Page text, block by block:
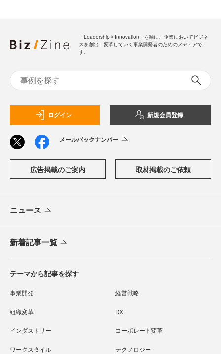
「Leadership ☓ Innovation」を軸に、企業においてビジネ
スを創出、変革していく事業開発者のためのメディアで
す。
ログイン 新規会員登録
メールバックナンバー
広告掲載のご案内 取材掲載のご依頼
ニュース
新着記事一覧
テーマから記事を探す
事業開発 経営戦略
組織変革 DX
インダストリー コーポレート変革
ワークスタイル テクノロジー